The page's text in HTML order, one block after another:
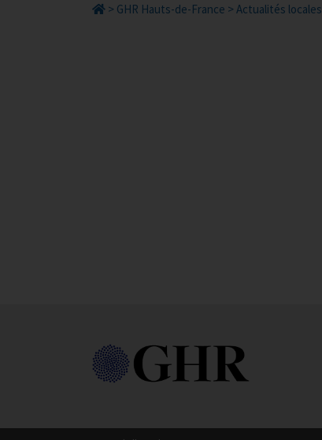
> GHR Hauts-de-France > Actualités locales